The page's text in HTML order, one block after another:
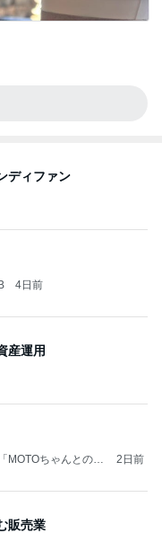
ディファン
4日前
産運用
ちゃんとのは
2日前
販売業